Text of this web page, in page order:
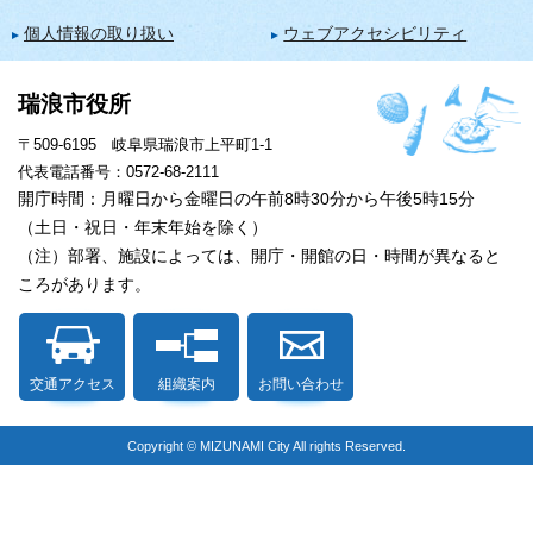
個人情報の取り扱い ウェブアクセシビリティ
瑞浪市役所
〒509-6195 岐阜県瑞浪市上平町1-1
代表電話番号：0572-68-2111
開庁時間：月曜日から金曜日の午前8時30分から午後5時15分
（土日・祝日・年末年始を除く）
（注）部署、施設によっては、開庁・開館の日・時間が異なると
ころがあります。
交通アクセス 組織案内 お問い合わせ
Copyright © MIZUNAMI City All rights Reserved.